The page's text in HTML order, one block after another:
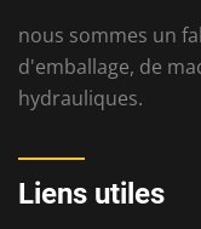
nous sommes un
d'emballage, de
hydrauliques.
Liens utiles